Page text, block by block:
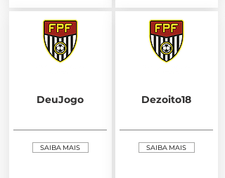
DeuJogo
SAIBA MAIS
Dezoito18
SAIBA MAIS